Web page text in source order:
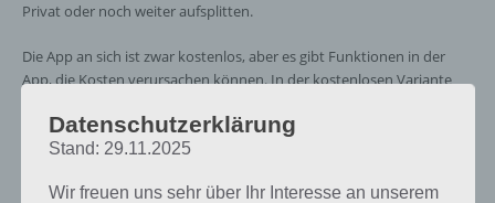
Privat oder noch weiter aufsplitten.
Die App an sich ist zwar kostenlos, aber es gibt Funktionen in der
App, die Kosten verursachen können. In der kostenlosen Variante
muss zahlen. Wer Evernote aber nicht intensiv einsetzt und nur
Texte schreibt, wird dieses Limit bestimmt nicht erreichen.
Datenschutzerklärung
Stand: 29.11.2025
Wir freuen uns sehr über Ihr Interesse an unserem